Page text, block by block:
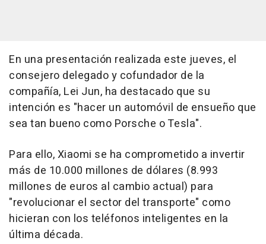
En una presentación realizada este jueves, el
consejero delegado y cofundador de la
compañía, Lei Jun, ha destacado que su
intención es "hacer un automóvil de ensueño que
sea tan bueno como Porsche o Tesla".
Para ello, Xiaomi se ha comprometido a invertir
más de 10.000 millones de dólares (8.993
millones de euros al cambio actual) para
"revolucionar el sector del transporte" como
hicieran con los teléfonos inteligentes en la
última década.